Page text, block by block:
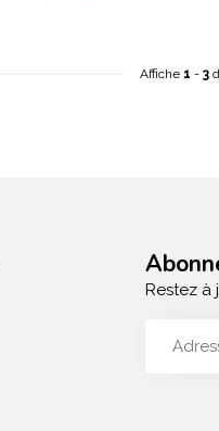
Affiche 1 - 3
Restez à